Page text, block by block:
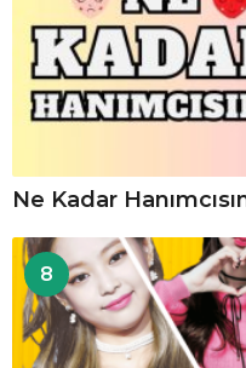
Ne Kadar
8